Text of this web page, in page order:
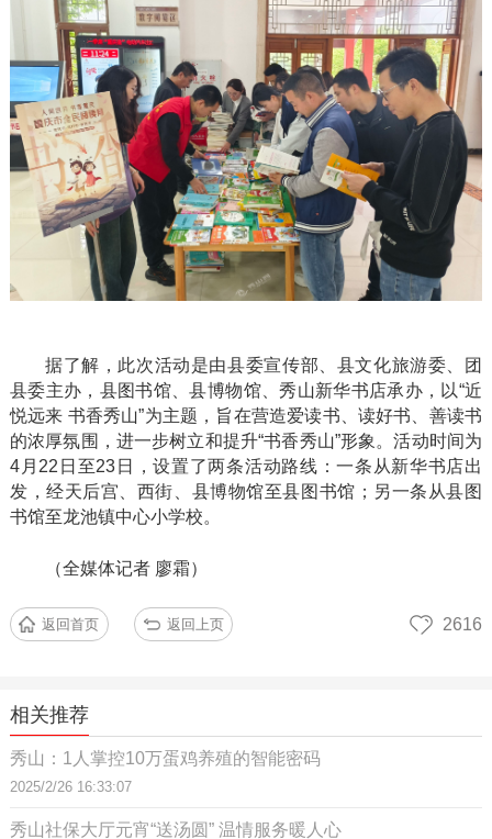
据了解，此次活动是由县委宣传部、县文化旅游委、团
县委主办，县图书馆、县博物馆、秀山新华书店承办，以“近
悦远来 书香秀山”为主题，旨在营造爱读书、读好书、善读书
的浓厚氛围，进一步树立和提升“书香秀山”形象。活动时间为
4月22日至23日，设置了两条活动路线：一条从新华书店出
发，经天后宫、西街、县博物馆至县图书馆；另一条从县图
书馆至龙池镇中心小学校。
（全媒体记者 廖霜）
返回首页 返回上页 2616
相关推荐
秀山：1人掌控10万蛋鸡养殖的智能密码
2025/2/26 16:33:07
秀山社保大厅元宵“送汤圆” 温情服务暖人心